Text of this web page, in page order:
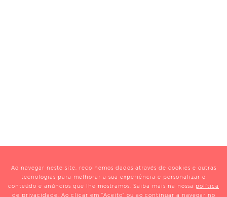
Ao navegar neste site, recolhemos dados através de cookies e outras
tecnologias para melhorar a sua experiência e personalizar o
conteúdo e anúncios que lhe mostramos. Saiba mais na nossa política
de privacidade. Ao clicar em "Aceito" ou ao continuar a navegar no